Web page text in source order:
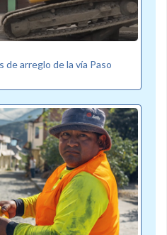
de arreglo de la vía Paso